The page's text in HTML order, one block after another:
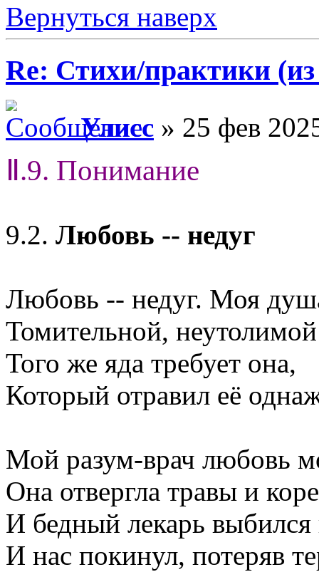
Вернуться наверх
Re: Стихи/практики
Улисс » 25 фев
Ⅱ.9. Понимание
9.2. Любовь -- недуг
Любовь -- недуг. Моя
Томительной,
Того же яда требует она,
Который отравил её
Мой разум-врач любовь
Она отвергла травы и
И бедный лекарь выбился
И нас покинул, потеряв